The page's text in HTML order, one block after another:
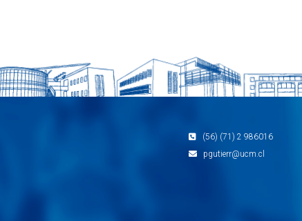
(56) (71) 2 986016
pgutierr@ucm.cl